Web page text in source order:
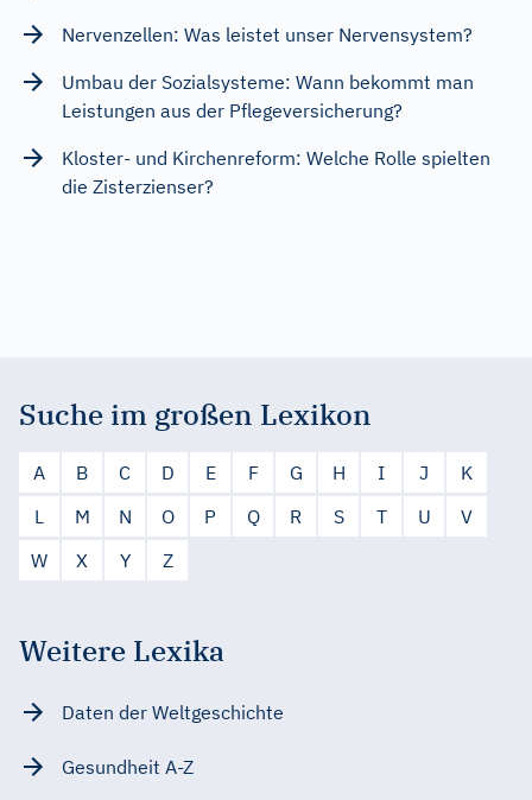
Nervenzellen: Was leistet unser Nervensystem?
Umbau der Sozialsysteme: Wann bekommt man
Leistungen aus der Pflegeversicherung?
Kloster- und Kirchenreform: Welche Rolle spielten
die Zisterzienser?
Suche im großen Lexikon
A B C D E F G H I J
K
L
M N O P Q R S T U
V
W
X Y Z
Weitere Lexika
Daten der Weltgeschichte
Gesundheit A-Z